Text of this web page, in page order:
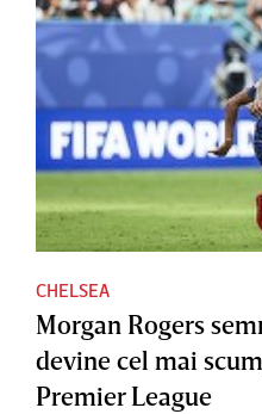
CHELSEA
Morgan Rogers
devine cel mai
Premier League